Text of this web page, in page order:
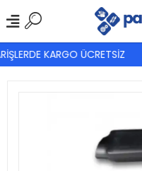
KARGO ÜCRETSİZ